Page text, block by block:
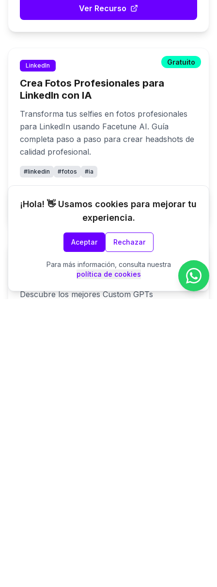
Ver Recurso
Gratuito
LinkedIn
Crea Fotos Profesionales para
LinkedIn con IA
Transforma tus selfies en fotos profesionales
para LinkedIn usando Facetune AI. Guía
completa paso a paso para crear headshots de
calidad profesional.
#linkedin #fotos #ia
Ver Recurso
Top 100 Custom GPTs
Descubre los mejores Custom GPTs
¡Hola! 👋 Usamos cookies para mejorar tu
experiencia.
Aceptar Rechazar
Para más información, consulta nuestra
política de cookies